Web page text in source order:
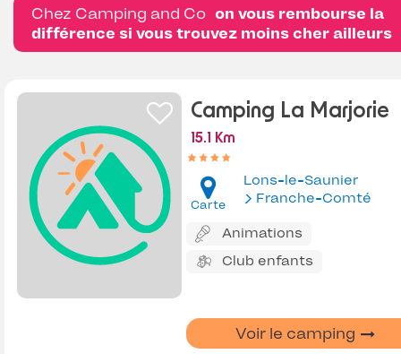
Chez Camping and Co on vous rembourse la
différence si vous trouvez moins cher ailleurs
Camping La Marjorie
15.1 Km
Carte
Lons-le-Saunier
Franche-Comté
Animations
Club enfants
Voir le camping